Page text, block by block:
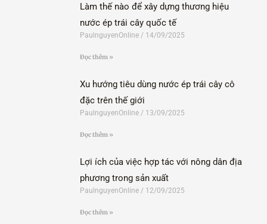
Làm thế nào để xây dựng thương hiệu
nước ép trái cây quốc tế
PaulnguyenOnline 14/09/2025
Đọc thêm »
Xu hướng tiêu dùng nước ép trái cây cô
đặc trên thế giới
PaulnguyenOnline 13/09/2025
Đọc thêm »
Lợi ích của việc hợp tác với nông dân địa
phương trong sản xuất
PaulnguyenOnline 12/09/2025
Đọc thêm »